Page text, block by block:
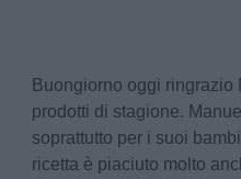
Buongiorno oggi ringrazio
prodotti di stagione.
soprattutto per i suoi
ricetta è piaciuto molto